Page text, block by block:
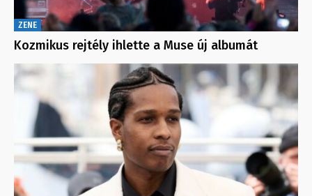
ZENE
Kozmikus rejtély ihlette a Muse új albumát